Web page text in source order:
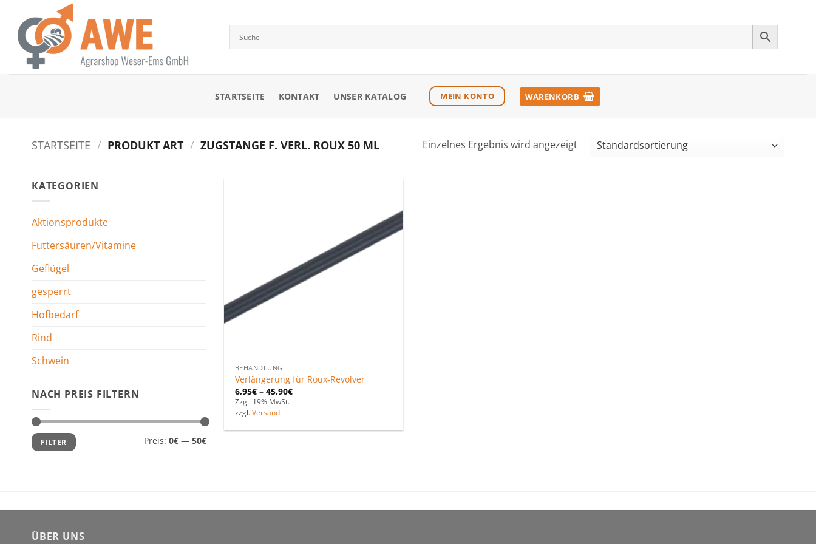
Inhalt
springen
STARTSEITE KONTAKT UNSER KATALOG MEIN KONTO WARENKORB
STARTSEITE / PRODUKT ART / ZUGSTANGE F. VERL. ROUX 50 ML Einzelnes Ergebnis wird angezeigt
KATEGORIEN
Aktionsprodukte
Futtersäuren/Vitamine
Geflügel
gesperrt
Hofbedarf
Rind
Schwein
NACH PREIS FILTERN
Min.
Preis
Max.
Preis
FILTER Preis: 0€— 50€
Favoriten
hinzufügen
BEHANDLUNG
Verlängerung für Roux-Revolver
6,95€– 45,90€
Zzgl. 19% MwSt.
zzgl. Versand
ÜBER UNS